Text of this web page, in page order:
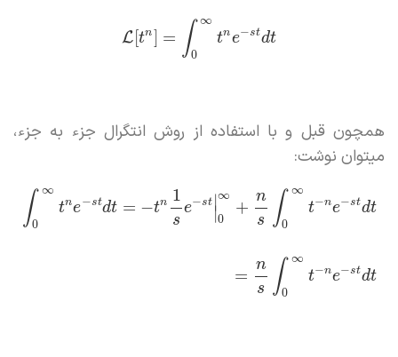
L[tn] = ∫ ∞
0
tne−stdt
همچون قبل و با استفاده از روش انتگرال جزء به جزء،
میتوان نوشت:
∫ ∞
0
tne−stdt = −tn 1
s
e−st ∣
∣
∞
0
+
n
s
∫ ∞
0
t−ne−stdt
=
n
s
∫ ∞
0
t−ne−stdt